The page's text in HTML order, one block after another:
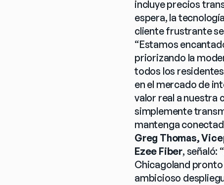
incluye precios
espera, la
cliente frustrante
“Estamos
priorizando la
todos los
en el mercado de
valor real a nuestra
simplemente
mantenga
Greg Thomas,
Ezee Fiber, señaló:
Chicagoland
ambicioso